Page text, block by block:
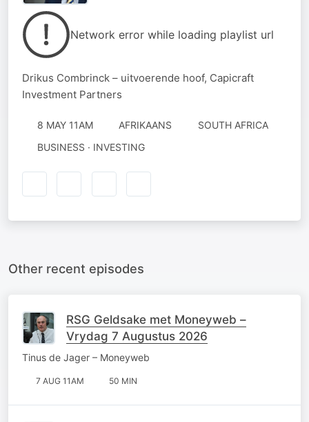
Network error while loading playlist url
Drikus Combrinck – uitvoerende hoof, Capicraft
Investment Partners
8 MAY 11AM AFRIKAANS
SOUTH AFRICA
BUSINESS · INVESTING
Other recent episodes
RSG Geldsake met Moneyweb –
Vrydag 7 Augustus 2026
Tinus de Jager – Moneyweb
7 AUG 11AM 50 MIN